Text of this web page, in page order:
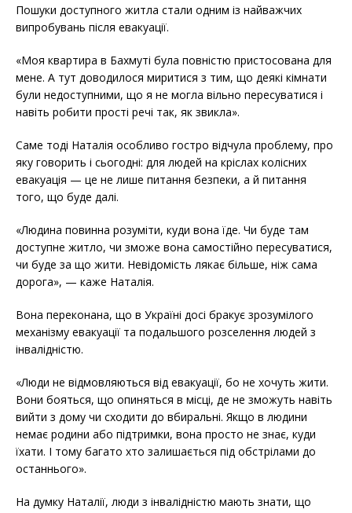
Пошуки доступного житла стали одним із найважчих
випробувань після евакуації.
«Моя квартира в Бахмуті була повністю пристосована для
мене. А тут доводилося миритися з тим, що деякі кімнати
були недоступними, що я не могла вільно пересуватися і
навіть робити прості речі так, як звикла».
Саме тоді Наталія особливо гостро відчула проблему, про
яку говорить і сьогодні: для людей на кріслах колісних
евакуація — це не лише питання безпеки, а й питання
того, що буде далі.
«Людина повинна розуміти, куди вона їде. Чи буде там
доступне житло, чи зможе вона самостійно пересуватися,
чи буде за що жити. Невідомість лякає більше, ніж сама
дорога», — каже Наталія.
Вона переконана, що в Україні досі бракує зрозумілого
механізму евакуації та подальшого розселення людей з
інвалідністю.
«Люди не відмовляються від евакуації, бо не хочуть жити.
Вони бояться, що опиняться в місці, де не зможуть навіть
вийти з дому чи сходити до вбиральні. Якщо в людини
немає родини або підтримки, вона просто не знає, куди
їхати. І тому багато хто залишається під обстрілами до
останнього».
На думку Наталії, люди з інвалідністю мають знати, що